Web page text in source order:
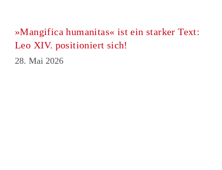
»Mangifica humanitas« ist ein starker Text:
Leo XIV. positioniert sich!
28. Mai 2026